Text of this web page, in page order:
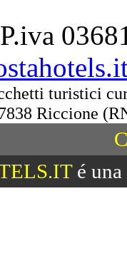
turistici
Riccione
é una